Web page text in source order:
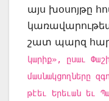
այս խօսոյթը
շատ պարզ
կարիք», ըսաւ
մասնակցողները
թէեւ Երեւան եւ